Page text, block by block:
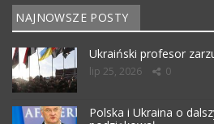
NAJNOWSZE POSTY
Ukraiński profesor
lip 25, 2026 0
Polska i Ukraina o